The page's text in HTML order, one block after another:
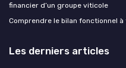
financier d’un groupe viticole
Comprendre le bilan fonctionnel
Les derniers articles